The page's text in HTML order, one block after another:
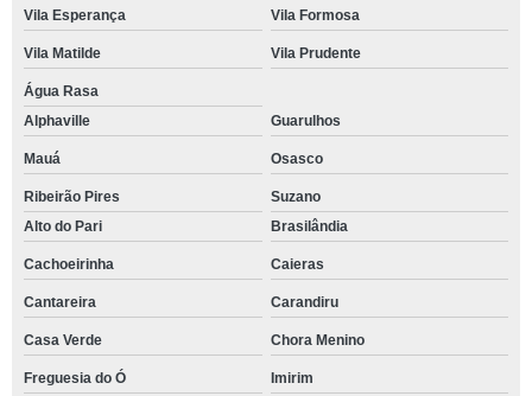
Vila Esperança Vila Formosa
Vila Matilde Vila Prudente
Água Rasa
Alphaville
Guarulhos
Mauá Osasco
Ribeirão Pires
Suzano
Alto do Pari
Brasilândia
Cachoeirinha Caieras
Cantareira Carandiru
Casa Verde Chora Menino
Freguesia do Ó Imirim